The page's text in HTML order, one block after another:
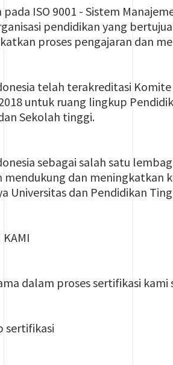
pada ISO 9001 - Sistem
pendidikan yang
proses pengajaran dan
telah terakreditasi
untuk ruang lingkup
Sekolah tinggi.
sebagai salah satu
dan meningkatkan
Universitas dan Pendidikan
KAMI
dalam proses sertifikasi kami
sertifikasi